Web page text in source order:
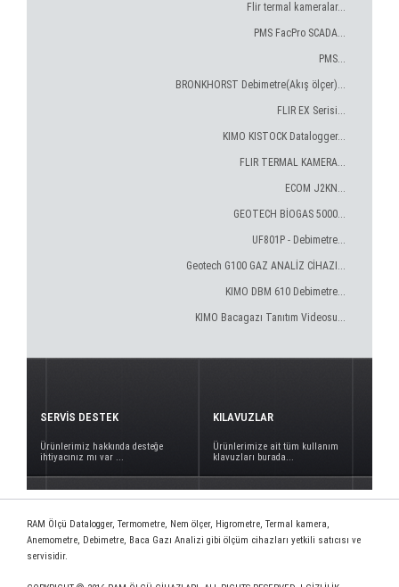
Flir termal kameralar...
PMS FacPro SCADA...
PMS...
BRONKHORST Debimetre(Akış ölçer)...
FLIR EX Serisi...
KIMO KISTOCK Datalogger...
FLIR TERMAL KAMERA...
ECOM J2KN...
GEOTECH BİOGAS 5000...
UF801P - Debimetre...
Geotech G100 GAZ ANALİZ CİHAZI...
KIMO DBM 610 Debimetre...
KIMO Bacagazı Tanıtım Videosu...
SERVİS DESTEK
Ürünlerimiz hakkında desteğe
ihtiyacınız mı var ...
KILAVUZLAR
Ürünlerimize ait tüm kullanım
klavuzları burada...
RAM Ölçü Datalogger, Termometre, Nem ölçer, Higrometre, Termal kamera,
Anemometre, Debimetre, Baca Gazı Analizi gibi ölçüm cihazları yetkili satıcısı ve
servisidir.